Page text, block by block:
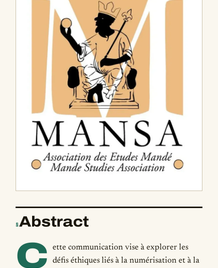
§Abstract
C
ette communication vise à explorer les
défis éthiques liés à la numérisation et à la